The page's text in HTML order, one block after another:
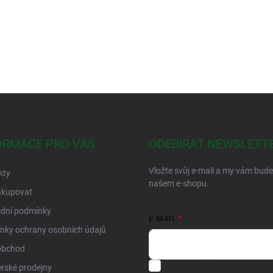
PRO VÁS
podmínky
ochrany osobních údajů
prodejny
ODEBÍRAT
Vložte svůj e-mail a my vám
našem e-shopu.
E-MAIL